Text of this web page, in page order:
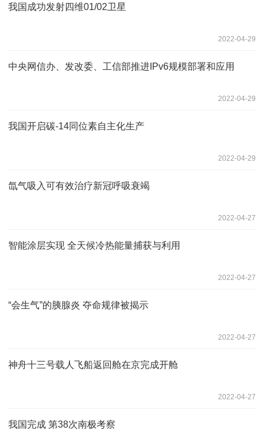
我国成功发射四维01/02卫星
2022-04-29
中央网信办、发改委、工信部推进IPv6规模部署和应用
2022-04-29
我国开启碳-14同位素自主化生产
2022-04-29
氙气吸入可有效治疗新冠呼吸衰竭
2022-04-27
智能涂层实现 全天候冷热能量捕获与利用
2022-04-27
“会生气”的胰腺炎 夺命规律被揭示
2022-04-27
神舟十三号载人飞船返回舱在京完成开舱
2022-04-27
我国完成 第38次南极考察